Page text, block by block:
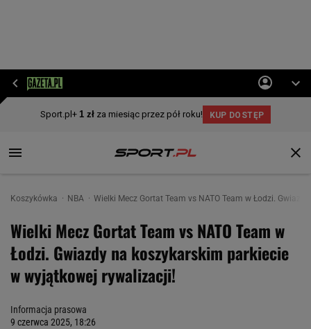
Koszykówka NBA Wielki Mecz Gortat Team vs NATO Team w Łodzi.
Wielki Mecz Gortat Team vs NATO Team w
Łodzi. Gwiazdy na koszykarskim parkiecie
w wyjątkowej rywalizacji!
Informacja prasowa
9 czerwca 2025, 18:26